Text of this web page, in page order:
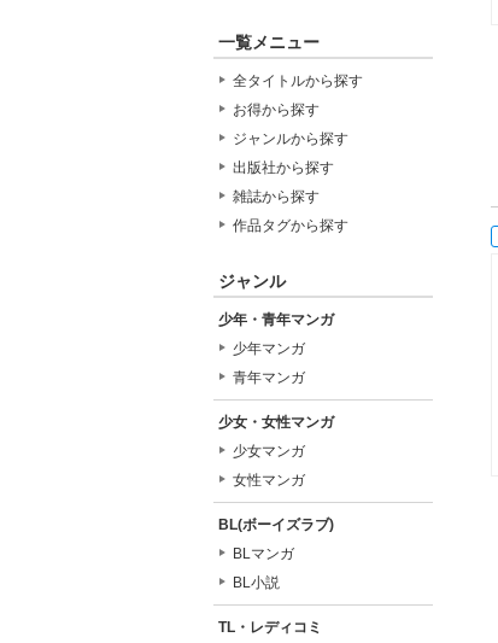
一覧メニュー
全タイトルから探す
お得から探す
ジャンルから探す
出版社から探す
雑誌から探す
作品タグから探す
ジャンル
少年・青年マンガ
少年マンガ
青年マンガ
少女・女性マンガ
少女マンガ
女性マンガ
BL(ボーイズラブ)
BLマンガ
BL小説
TL・レディコミ